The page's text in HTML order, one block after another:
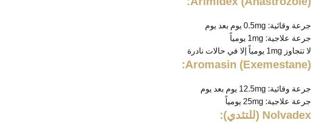
جرعة وقائية: 0.5mg يوم بعد يوم
جرعة علاجية: 1mg يومياً
لا تتجاوز 1mg يومياً إلا في حالات نادرة
Aromasin (Exemestane):
جرعة وقائية: 12.5mg يوم بعد يوم
جرعة علاجية: 25mg يومياً
Nolvadex (للتثدي):